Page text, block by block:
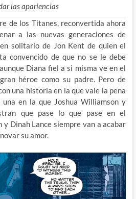
las apariencias
de los Titanes, reconvertida ahora
a las nuevas generaciones de
solitario de Jon Kent de quien el
convencido de que no se le debe
Diana fiel a si misma ve en el
héroe como su padre. Pero de
una historia en la que vale la pena
una en la que Joshua Williamson y
que pase lo que pase en el
Dinah Lance siempre van a acabar
su amor.